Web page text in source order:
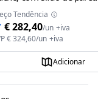
altura da betonilha
mm - Geberit
Tendência
€ 282,40/un +iva
€ 324,60/un +iva
Adicionar